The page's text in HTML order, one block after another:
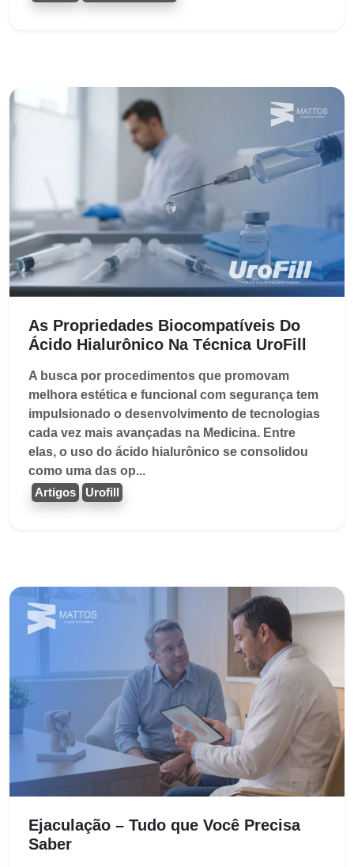
As Propriedades Biocompatíveis Do
Ácido Hialurônico Na Técnica UroFill
A busca por procedimentos que promovam
melhora estética e funcional com segurança tem
impulsionado o desenvolvimento de tecnologias
cada vez mais avançadas na Medicina. Entre
elas, o uso do ácido hialurônico se consolidou
como uma das op...
Artigos Urofill
Ejaculação – Tudo que Você Precisa
Saber